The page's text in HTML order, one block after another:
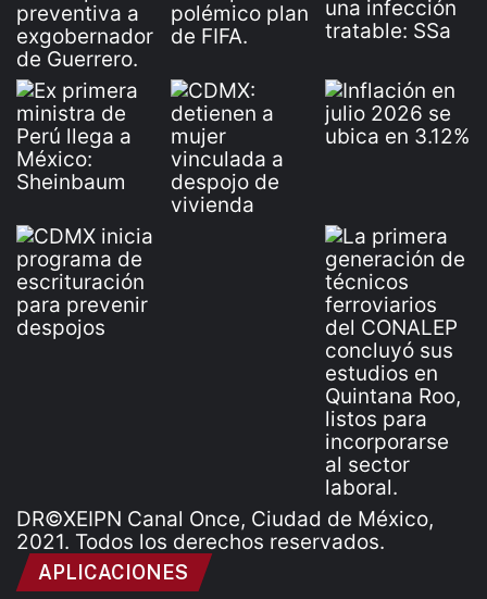
DR©XEIPN Canal Once, Ciudad de México,
2021. Todos los derechos reservados.
APLICACIONES